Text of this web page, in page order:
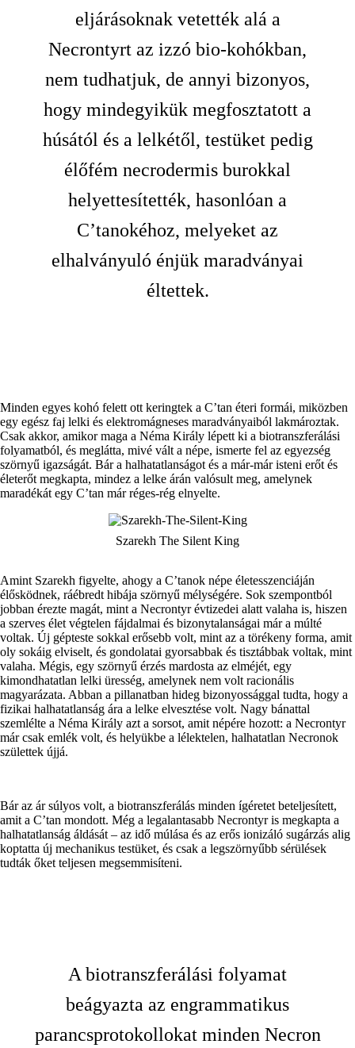
eljárásoknak vetették alá a
Necrontyrt az izzó bio-kohókban,
nem tudhatjuk, de annyi bizonyos,
hogy mindegyikük megfosztatott a
húsától és a lelkétől, testüket pedig
élőfém necrodermis burokkal
helyettesítették, hasonlóan a
C’tanokéhoz, melyeket az
elhalványuló énjük maradványai
éltettek.
Minden egyes kohó felett ott keringtek a C’tan éteri formái, miközben
egy egész faj lelki és elektromágneses maradványaiból lakmároztak.
Csak akkor, amikor maga a Néma Király lépett ki a biotranszferálási
folyamatból, és meglátta, mivé vált a népe, ismerte fel az egyezség
szörnyű igazságát. Bár a halhatatlanságot és a már-már isteni erőt és
életerőt megkapta, mindez a lelke árán valósult meg, amelynek
maradékát egy C’tan már réges-rég elnyelte.
Szarekh The Silent King
Amint Szarekh figyelte, ahogy a C’tanok népe életesszenciáján
élősködnek, ráébredt hibája szörnyű mélységére. Sok szempontból
jobban érezte magát, mint a Necrontyr évtizedei alatt valaha is, hiszen
a szerves élet végtelen fájdalmai és bizonytalanságai már a múlté
voltak. Új gépteste sokkal erősebb volt, mint az a törékeny forma, amit
oly sokáig elviselt, és gondolatai gyorsabbak és tisztábbak voltak, mint
valaha. Mégis, egy szörnyű érzés mardosta az elméjét, egy
kimondhatatlan lelki üresség, amelynek nem volt racionális
magyarázata. Abban a pillanatban hideg bizonyossággal tudta, hogy a
fizikai halhatatlanság ára a lelke elvesztése volt. Nagy bánattal
szemlélte a Néma Király azt a sorsot, amit népére hozott: a Necrontyr
már csak emlék volt, és helyükbe a lélektelen, halhatatlan Necronok
születtek újjá.
Bár az ár súlyos volt, a biotranszferálás minden ígéretet beteljesített,
amit a C’tan mondott. Még a legalantasabb Necrontyr is megkapta a
halhatatlanság áldását – az idő múlása és az erős ionizáló sugárzás alig
koptatta új mechanikus testüket, és csak a legszörnyűbb sérülések
tudták őket teljesen megsemmisíteni.
A biotranszferálási folyamat
beágyazta az engrammatikus
parancsprotokollokat minden Necron